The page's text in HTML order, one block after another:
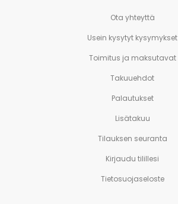
Ota yhteyttä
Usein kysytyt kysymykset
Toimitus ja maksutavat
Takuuehdot
Palautukset
Lisätakuu
Tilauksen seuranta
Kirjaudu tilillesi
Tietosuojaseloste